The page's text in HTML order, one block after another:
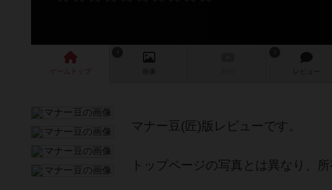
ゲーム 画像 レビュー
マナー豆(匠)版レビューです。
トップページの写真とは異なり、